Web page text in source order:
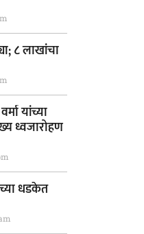
८ लाखांचा
यांच्या
ध्वजारोहण
धडकेत